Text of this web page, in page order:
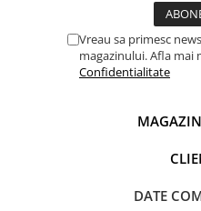
Vreau sa primesc
magazinului. Afla mai
Confidentialitate
DATE